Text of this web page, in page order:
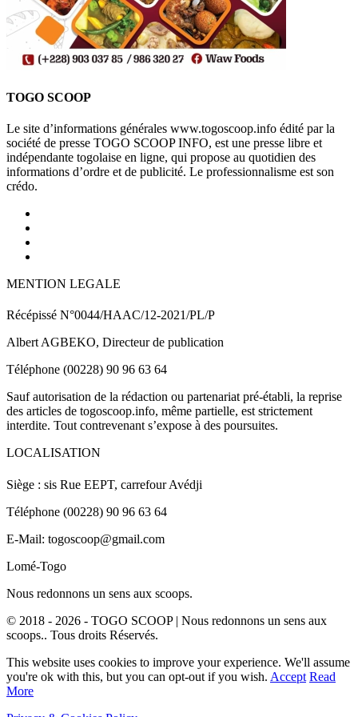
TOGO SCOOP
Le site d’informations générales www.togoscoop.info édité par la
société de presse TOGO SCOOP INFO, est une presse libre et
indépendante togolaise en ligne, qui propose au quotidien des
informations d’ordre et de publicité. Le professionnalisme est son
crédo.
MENTION LEGALE
Récépissé N°0044/HAAC/12-2021/PL/P
Albert AGBEKO, Directeur de publication
Téléphone (00228) 90 96 63 64
Sauf autorisation de la rédaction ou partenariat pré-établi, la reprise
des articles de togoscoop.info, même partielle, est strictement
interdite. Tout contrevenant s’expose à des poursuites.
LOCALISATION
Siège : sis Rue EEPT, carrefour Avédji
Téléphone (00228) 90 96 63 64
E-Mail: togoscoop@gmail.com
Lomé-Togo
Nous redonnons un sens aux scoops.
© 2018 - 2026 - TOGO SCOOP | Nous redonnons un sens aux
scoops.. Tous droits Réservés.
This website uses cookies to improve your experience. We'll assume
you're ok with this, but you can opt-out if you wish. Accept Read
More